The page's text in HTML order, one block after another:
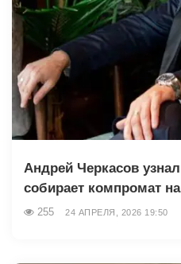
Андрей Черкасов
собирает компромат
255 24 АПРЕЛЯ, 2026 19:50